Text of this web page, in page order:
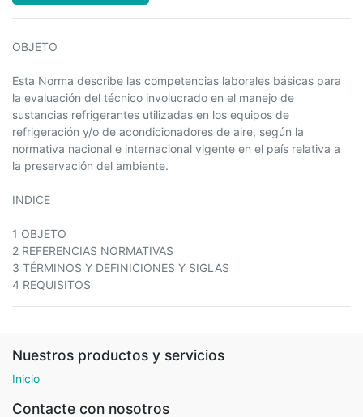
OBJETO
Esta Norma describe las competencias laborales básicas para
la evaluación del técnico involucrado en el manejo de
sustancias refrigerantes utilizadas en los equipos de
refrigeración y/o de acondicionadores de aire, según la
normativa nacional e internacional vigente en el país relativa a
la preservación del ambiente.
INDICE
1 OBJETO
2 REFERENCIAS NORMATIVAS
3 TÉRMINOS Y DEFINICIONES Y SIGLAS
4 REQUISITOS
Nuestros productos y servicios
Inicio
Contacte con nosotros